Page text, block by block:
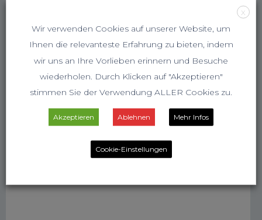
X
Wir verwenden Cookies auf unserer Website, um
Ihnen die relevanteste Erfahrung zu bieten, indem
wir uns an Ihre Vorlieben erinnern und Besuche
wiederholen. Durch Klicken auf "Akzeptieren"
stimmen Sie der Verwendung ALLER Cookies zu.
Akzeptieren Ablehnen Mehr Infos
Cookie-Einstellungen